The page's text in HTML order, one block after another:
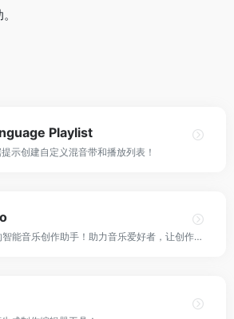
Playlist
示创建自定义混音带和播放列表！
腾讯音乐推出的智能音乐创作助手！助力音乐爱好者，让创作更简单！